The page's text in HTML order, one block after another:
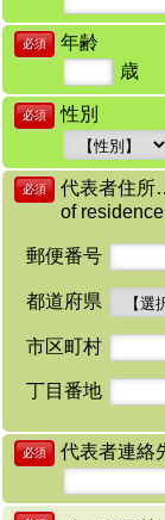
必須
年齢
歳
必須 性別
必須
代表者住所
of
郵便番号
都道府県
市区町村
丁目番地
必須
代表者連絡